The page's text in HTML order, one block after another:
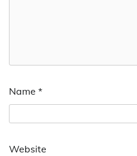
Name *
Website